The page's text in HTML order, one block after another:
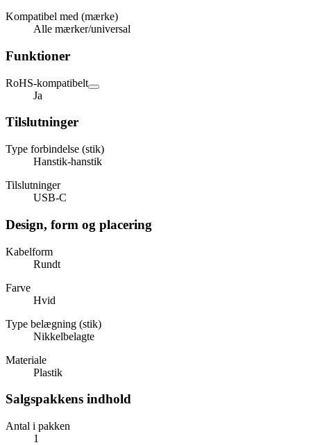
Kompatibel med (mærke)
Alle mærker/universal
Funktioner
RoHS-kompatibelt
Ja
Tilslutninger
Type forbindelse (stik)
Hanstik-hanstik
Tilslutninger
USB-C
Design, form og placering
Kabelform
Rundt
Farve
Hvid
Type belægning (stik)
Nikkelbelagte
Materiale
Plastik
Salgspakkens indhold
Antal i pakken
1